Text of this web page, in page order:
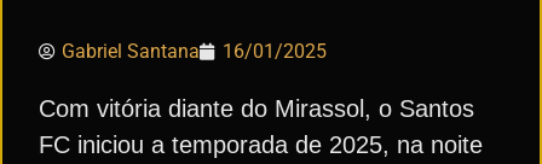
Gabriel Santana 16/01/2025
Com vitória diante do Mirassol, o Santos
FC iniciou a temporada de 2025, na noite